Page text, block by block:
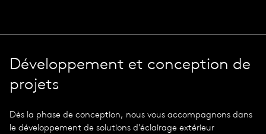
Développement et conception de
projets
Dès la phase de conception, nous vous accompagnons dans
le développement de solutions d’éclairage extérieur